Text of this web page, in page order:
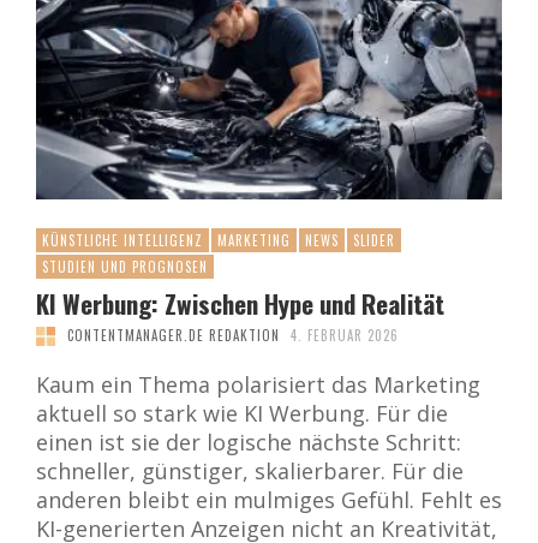
KÜNSTLICHE INTELLIGENZ MARKETING NEWS
SLIDER
STUDIEN UND PROGNOSEN
KI Werbung: Zwischen Hype und Realität
CONTENTMANAGER.DE REDAKTION 4. FEBRUAR 2026
Kaum ein Thema polarisiert das Marketing
aktuell so stark wie KI Werbung. Für die
einen ist sie der logische nächste Schritt:
schneller, günstiger, skalierbarer. Für die
anderen bleibt ein mulmiges Gefühl. Fehlt es
KI-generierten Anzeigen nicht an Kreativität,